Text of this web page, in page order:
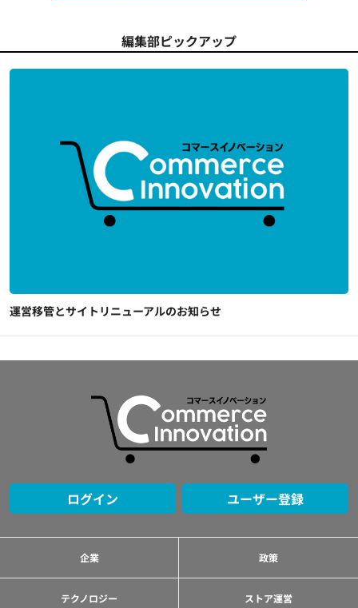
編集部ピックアップ
運営移管とサイトリニューアルのお知らせ
ログイン ユーザー登録
企業 政策
テクノロジー ストア運営